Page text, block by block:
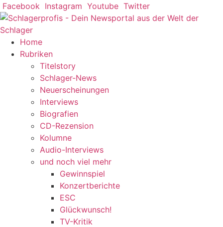
Zum
Inhalt
springen
Facebook Instagram Youtube Twitter
Home
Rubriken
Titelstory
Schlager-News
Neuerscheinungen
Interviews
Biografien
CD-Rezension
Kolumne
Audio-Interviews
und noch viel mehr
Gewinnspiel
Konzertberichte
ESC
Glückwunsch!
TV-Kritik